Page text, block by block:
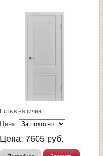
Есть в наличии.
Цена:
Цена: 7605 руб.